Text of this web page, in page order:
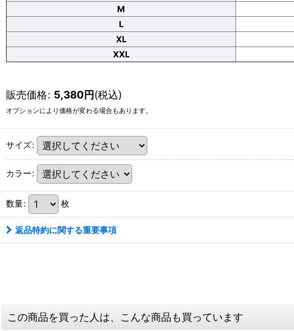
M
L
XL
XXL
販売価格: 5,380円(税込)
オプションにより価格が変わる場合もあります。
サイズ:
カラー:
数量: 枚
返品特約に関する重要事項
この商品を買った人は、こんな商品も買っています